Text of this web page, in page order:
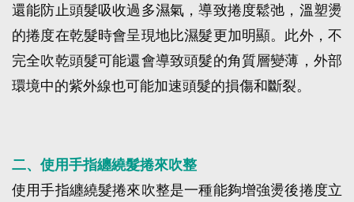
還能防止頭髮吸收過多濕氣，導致捲度鬆弛，溫塑燙
的捲度在乾髮時會呈現地比濕髮更加明顯。此外，不
完全吹乾頭髮可能還會導致頭髮的角質層變薄，外部
環境中的紫外線也可能加速頭髮的損傷和斷裂。
二、使用手指纏繞髮捲來吹整
使用手指纏繞髮捲來吹整是一種能夠增強燙後捲度立